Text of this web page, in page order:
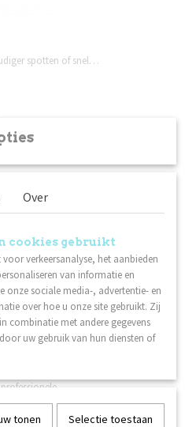
spotten of snel…
professionele…
Over
cookies gebruikt
verkeersanalyse, het aanbieden
van informatie en
onze sociale media-, advertentie- en
over hoe u onze site gebruikt. Zij
combinatie met andere gegevens
uw gebruik van hun diensten of
tonen Selectie toestaan